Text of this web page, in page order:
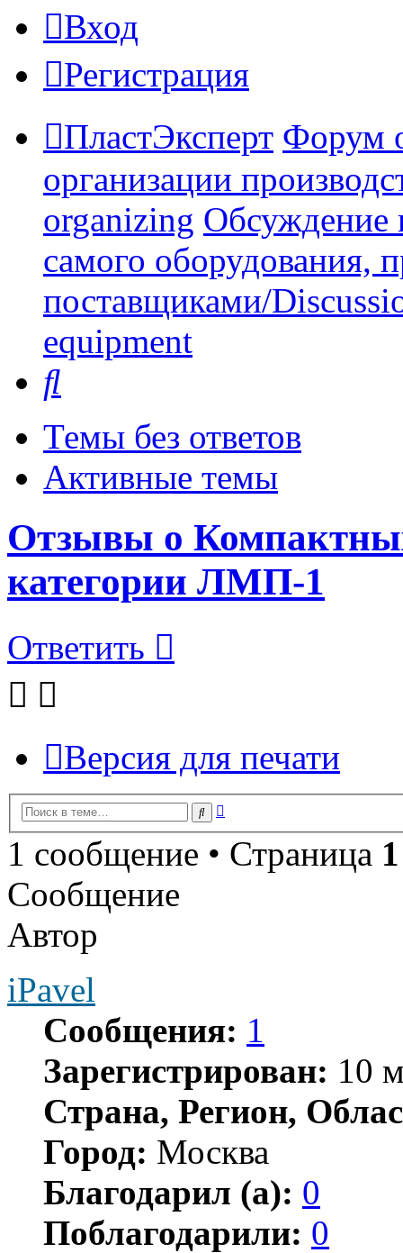
Вход
Регистрация
ПластЭксперт Форум
организации
organizing Обсуждение
самого оборудования,
поставщиками/
equipment
Темы без ответов
Активные темы
Отзывы о
категории ЛМП-1
Ответить
Версия для печати
Поиск
1 сообщение • Страница 1
Сообщение
Автор
iPavel
Сообщения: 1
Зарегистрирован: 10
Страна, Регион,
Город: Москва
Благодарил (а): 0
Поблагодарили: 0